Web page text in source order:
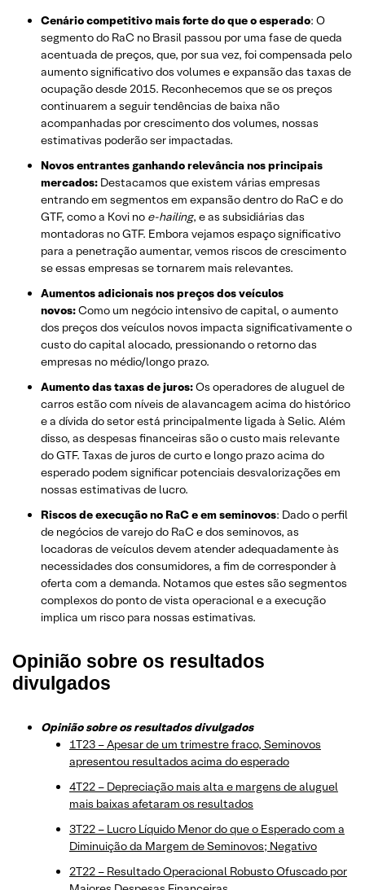
Cenário competitivo mais forte do que o esperado: O
segmento do RaC no Brasil passou por uma fase de queda
acentuada de preços, que, por sua vez, foi compensada pelo
aumento significativo dos volumes e expansão das taxas de
ocupação desde 2015. Reconhecemos que se os preços
continuarem a seguir tendências de baixa não
acompanhadas por crescimento dos volumes, nossas
estimativas poderão ser impactadas.
Novos entrantes ganhando relevância nos principais
mercados: Destacamos que existem várias empresas
entrando em segmentos em expansão dentro do RaC e do
GTF, como a Kovi no e-hailing, e as subsidiárias das
montadoras no GTF. Embora vejamos espaço significativo
para a penetração aumentar, vemos riscos de crescimento
se essas empresas se tornarem mais relevantes.
Aumentos adicionais nos preços dos veículos
novos:Como um negócio intensivo de capital, o aumento
dos preços dos veículos novos impacta significativamente o
custo do capital alocado, pressionando o retorno das
empresas no médio/longo prazo.
Aumento das taxas de juros:Os operadores de aluguel de
carros estão com níveis de alavancagem acima do histórico
e a dívida do setor está principalmente ligada à Selic. Além
disso, as despesas financeiras são o custo mais relevante
do GTF. Taxas de juros de curto e longo prazo acima do
esperado podem significar potenciais desvalorizações em
nossas estimativas de lucro.
Riscos de execução no RaC e em seminovos: Dado o perfil
de negócios de varejo do RaC e dos seminovos, as
locadoras de veículos devem atender adequadamente às
necessidades dos consumidores, a fim de corresponder à
oferta com a demanda. Notamos que estes são segmentos
complexos do ponto de vista operacional e a execução
implica um risco para nossas estimativas.
Opinião sobre os resultados
divulgados
Opinião sobre os resultados divulgados
1T23 – Apesar de um trimestre fraco, Seminovos
apresentou resultados acima do esperado
4T22 – Depreciação mais alta e margens de aluguel
mais baixas afetaram os resultados
3T22 – Lucro Líquido Menor do que o Esperado com a
Diminuição da Margem de Seminovos; Negativo
2T22 – Resultado Operacional Robusto Ofuscado por